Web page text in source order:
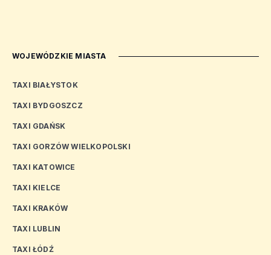
WOJEWÓDZKIE MIASTA
TAXI BIAŁYSTOK
TAXI BYDGOSZCZ
TAXI GDAŃSK
TAXI GORZÓW WIELKOPOLSKI
TAXI KATOWICE
TAXI KIELCE
TAXI KRAKÓW
TAXI LUBLIN
TAXI ŁÓDŹ